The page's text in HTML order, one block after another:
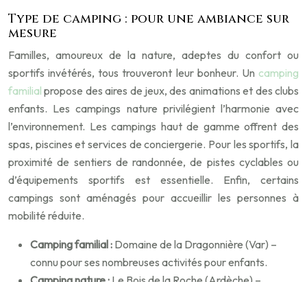
Type de camping : pour une ambiance sur
mesure
Familles, amoureux de la nature, adeptes du confort ou
sportifs invétérés, tous trouveront leur bonheur. Un camping
familial propose des aires de jeux, des animations et des clubs
enfants. Les campings nature privilégient l’harmonie avec
l’environnement. Les campings haut de gamme offrent des
spas, piscines et services de conciergerie. Pour les sportifs, la
proximité de sentiers de randonnée, de pistes cyclables ou
d’équipements sportifs est essentielle. Enfin, certains
campings sont aménagés pour accueillir les personnes à
mobilité réduite.
Camping familial : Domaine de la Dragonnière (Var) –
connu pour ses nombreuses activités pour enfants.